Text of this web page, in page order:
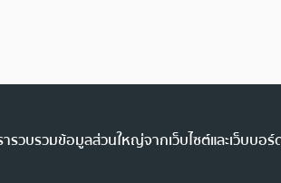
รวบรวมข้อมูลส่วนใหญ่จากเว็บไซต์และเว็บบ